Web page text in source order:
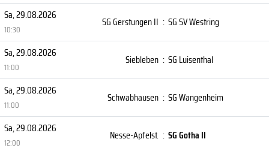
Sa, 29.08.2026
10:30
SG Gerstungen II : SG SV Westring
Sa, 29.08.2026
11:00
Siebleben : SG Luisenthal
Sa, 29.08.2026
11:00
Schwabhausen : SG Wangenheim
Sa, 29.08.2026
12:00
Nesse-Apfelst. : SG Gotha II